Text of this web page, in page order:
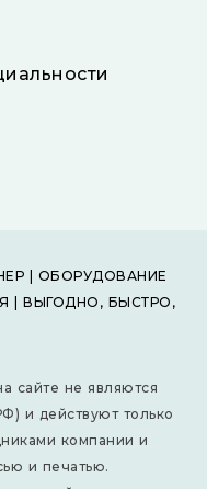
| ОБОРУДОВАНИЕ
| ВЫГОДНО, БЫСТРО,
сайте не являются
и действуют только
компании и
и печатью.